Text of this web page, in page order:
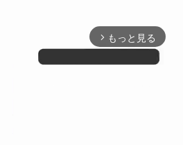
arrow_forward_ios もっと見る